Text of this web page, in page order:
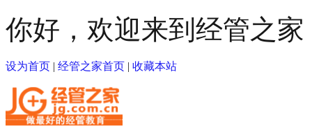
你好，欢迎来到经管之家
设为首页 | 经管之家首页 | 收藏本站